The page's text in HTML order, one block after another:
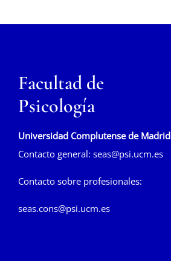
Facultad de
Psicología
Universidad Complutense de Madrid
Contacto general: seas@psi.ucm.es
Contacto sobre profesionales:
seas.cons@psi.ucm.es